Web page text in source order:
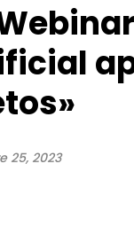
25, 2023